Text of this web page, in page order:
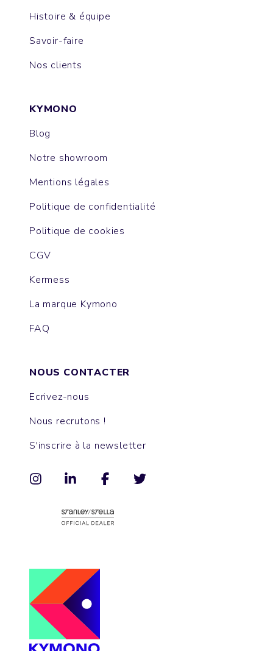
Histoire & équipe
Savoir-faire
Nos clients
KYMONO
Blog
Notre showroom
Mentions légales
Politique de confidentialité
Politique de cookies
CGV
Kermess
La marque Kymono
FAQ
NOUS CONTACTER
Ecrivez-nous
Nous recrutons !
S'inscrire à la newsletter